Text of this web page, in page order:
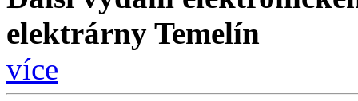
elektrárny Temelín
více